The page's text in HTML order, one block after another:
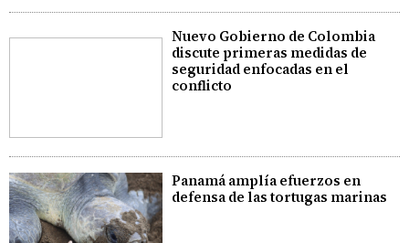
Nuevo Gobierno de Colombia
discute primeras medidas de
seguridad enfocadas en el
conflicto
Panamá amplía efuerzos en
defensa de las tortugas marinas